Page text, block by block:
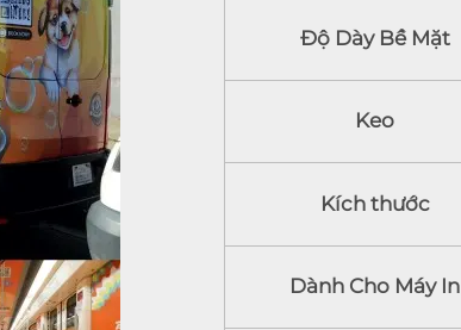
Độ Dày Bề Mặt
Keo
Kích thước
Dành Cho Máy In